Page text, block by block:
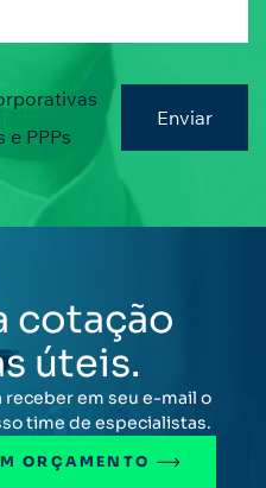
e PPPs
cotação
úteis.
receber em seu e-mail o
time de especialistas.
ORÇAMENTO